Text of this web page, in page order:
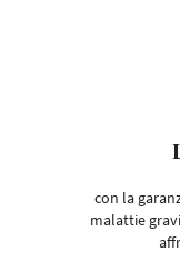
con la
malattie